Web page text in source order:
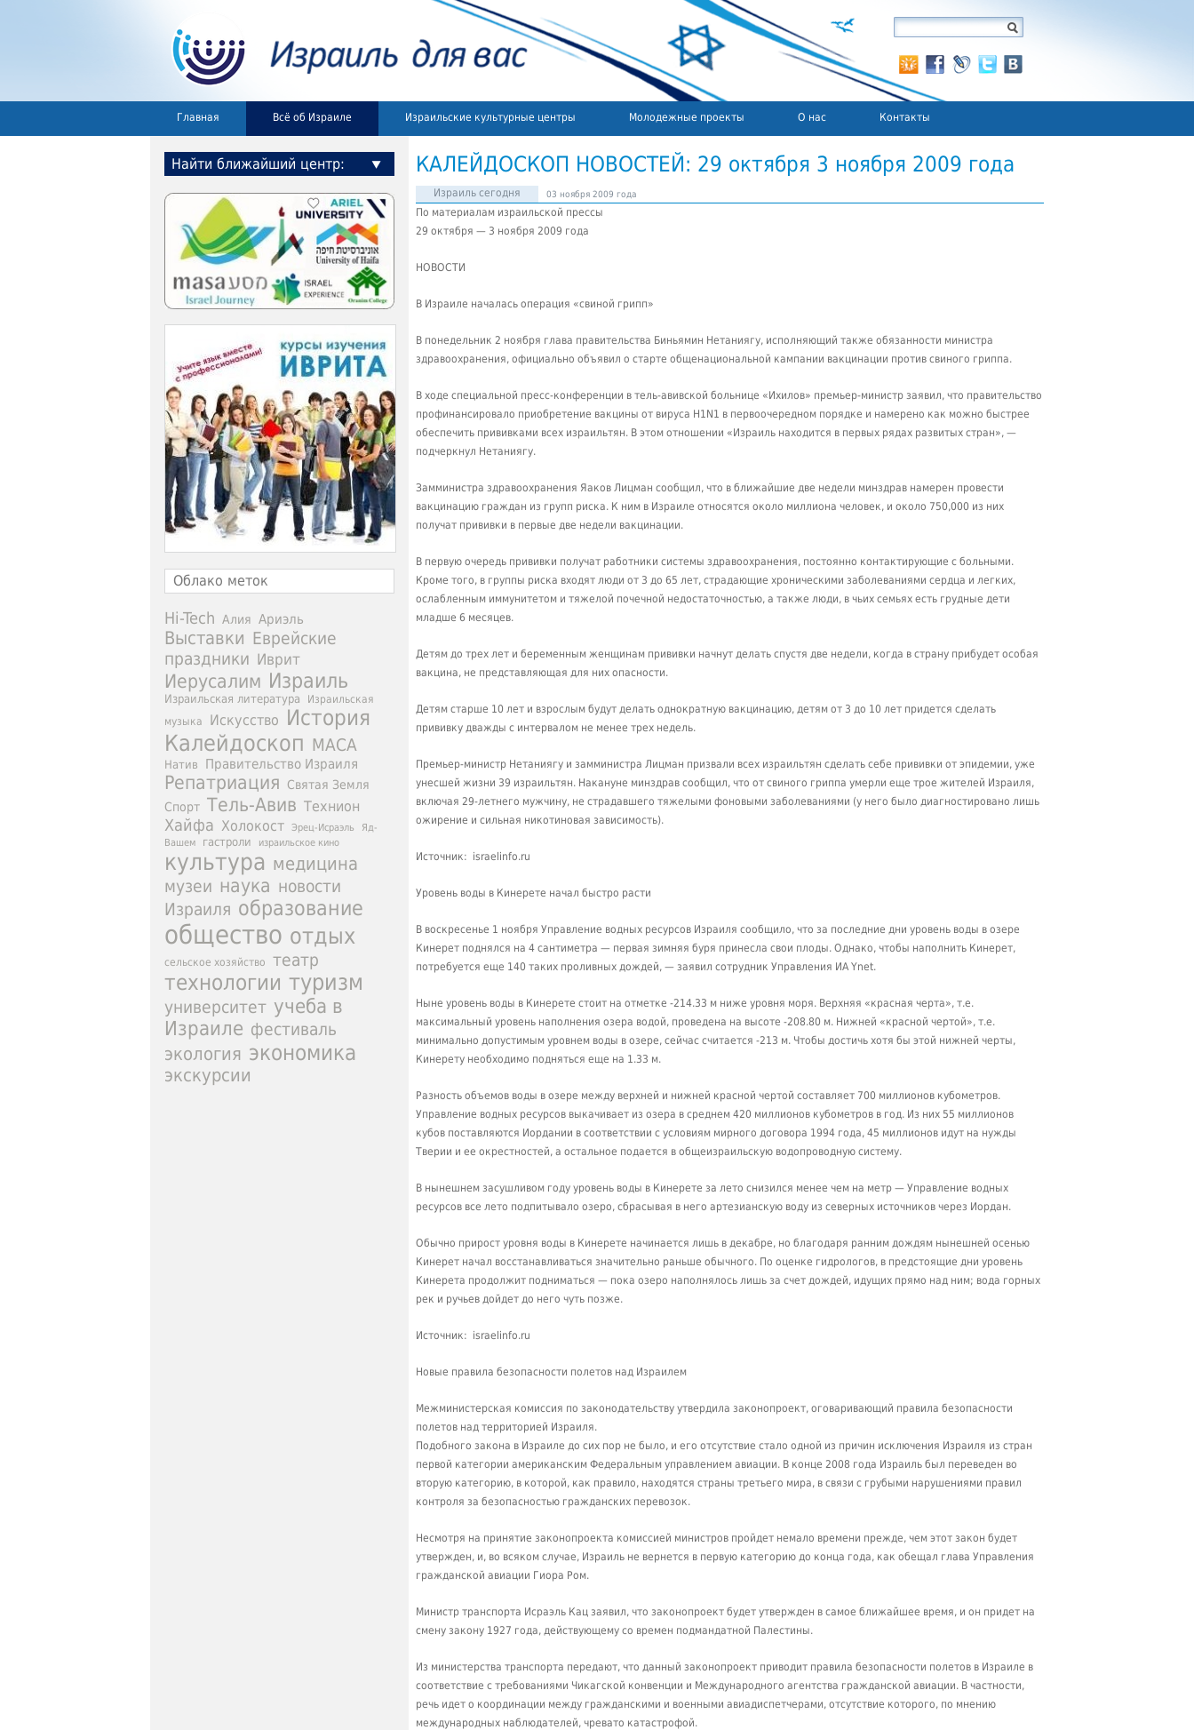
Главная Всё об Израиле Израильские культурные центры Молодежные проекты О нас Контакты
КАЛЕЙДОСКОП НОВОСТЕЙ: 29 октября 3 ноября 2009 года
Израиль сегодня 03 ноября 2009 года
По материалам израильской прессы
29 октября — 3 ноября 2009 года
НОВОСТИ
В Израиле началась операция «свиной грипп»
В понедельник 2 ноября глава правительства Биньямин Нетаниягу, исполняющий также обязанности министра
здравоохранения, официально объявил о старте общенациональной кампании вакцинации против свиного гриппа.
В ходе специальной пресс-конференции в тель-авивской больнице «Ихилов» премьер-министр заявил, что правительство
профинансировало приобретение вакцины от вируса H1N1 в первоочередном порядке и намерено как можно быстрее
обеспечить прививками всех израильтян. В этом отношении «Израиль находится в первых рядах развитых стран», —
подчеркнул Нетаниягу.
Замминистра здравоохранения Яаков Лицман сообщил, что в ближайшие две недели минздрав намерен провести
вакцинацию граждан из групп риска. К ним в Израиле относятся около миллиона человек, и около 750,000 из них
получат прививки в первые две недели вакцинации.
В первую очередь прививки получат работники системы здравоохранения, постоянно контактирующие с больными.
Кроме того, в группы риска входят люди от 3 до 65 лет, страдающие хроническими заболеваниями сердца и легких,
ослабленным иммунитетом и тяжелой почечной недостаточностью, а также люди, в чьих семьях есть грудные дети
младше 6 месяцев.
Детям до трех лет и беременным женщинам прививки начнут делать спустя две недели, когда в страну прибудет особая
вакцина, не представляющая для них опасности.
Детям старше 10 лет и взрослым будут делать однократную вакцинацию, детям от 3 до 10 лет придется сделать
прививку дважды с интервалом не менее трех недель.
Премьер-министр Нетаниягу и замминистра Лицман призвали всех израильтян сделать себе прививки от эпидемии, уже
унесшей жизни 39 израильтян. Накануне минздрав сообщил, что от свиного гриппа умерли еще трое жителей Израиля,
включая 29-летнего мужчину, не страдавшего тяжелыми фоновыми заболеваниями (у него было диагностировано лишь
ожирение и сильная никотиновая зависимость).
Источник: israelinfo.ru
Уровень воды в Кинерете начал быстро расти
В воскресенье 1 ноября Управление водных ресурсов Израиля сообщило, что за последние дни уровень воды в озере
Кинерет поднялся на 4 сантиметра — первая зимняя буря принесла свои плоды. Однако, чтобы наполнить Кинерет,
потребуется еще 140 таких проливных дождей, — заявил сотрудник Управления ИА Ynet.
Ныне уровень воды в Кинерете стоит на отметке -214.33 м ниже уровня моря. Верхняя «красная черта», т.е.
максимальный уровень наполнения озера водой, проведена на высоте -208.80 м. Нижней «красной чертой», т.е.
минимально допустимым уровнем воды в озере, сейчас считается -213 м. Чтобы достичь хотя бы этой нижней черты,
Кинерету необходимо подняться еще на 1.33 м.
Разность объемов воды в озере между верхней и нижней красной чертой составляет 700 миллионов кубометров.
Управление водных ресурсов выкачивает из озера в среднем 420 миллионов кубометров в год. Из них 55 миллионов
кубов поставляются Иордании в соответствии с условиям мирного договора 1994 года, 45 миллионов идут на нужды
Тверии и ее окрестностей, а остальное подается в общеизраильскую водопроводную систему.
В нынешнем засушливом году уровень воды в Кинерете за лето снизился менее чем на метр — Управление водных
ресурсов все лето подпитывало озеро, сбрасывая в него артезианскую воду из северных источников через Иордан.
Обычно прирост уровня воды в Кинерете начинается лишь в декабре, но благодаря ранним дождям нынешней осенью
Кинерет начал восстанавливаться значительно раньше обычного. По оценке гидрологов, в предстоящие дни уровень
Кинерета продолжит подниматься — пока озеро наполнялось лишь за счет дождей, идущих прямо над ним; вода горных
рек и ручьев дойдет до него чуть позже.
Источник: israelinfo.ru
Новые правила безопасности полетов над Израилем
Межминистерская комиссия по законодательству утвердила законопроект, оговаривающий правила безопасности
полетов над территорией Израиля.
Подобного закона в Израиле до сих пор не было, и его отсутствие стало одной из причин исключения Израиля из стран
первой категории американским Федеральным управлением авиации. В конце 2008 года Израиль был переведен во
вторую категорию, в которой, как правило, находятся страны третьего мира, в связи с грубыми нарушениями правил
контроля за безопасностью гражданских перевозок.
Несмотря на принятие законопроекта комиссией министров пройдет немало времени прежде, чем этот закон будет
утвержден, и, во всяком случае, Израиль не вернется в первую категорию до конца года, как обещал глава Управления
гражданской авиации Гиора Ром.
Министр транспорта Исраэль Кац заявил, что законопроект будет утвержден в самое ближайшее время, и он придет на
смену закону 1927 года, действующему со времен подмандатной Палестины.
Из министерства транспорта передают, что данный законопроект приводит правила безопасности полетов в Израиле в
соответствие с требованиями Чикагской конвенции и Международного агентства гражданской авиации. В частности,
речь идет о координации между гражданскими и военными авиадиспетчерами, отсутствие которого, по мнению
международных наблюдателей, чревато катастрофой.
Найти ближайший центр:
Облако меток
Hi-Tech Алия Ариэль
Выставки Еврейские
праздники Иврит
Иерусалим Израиль
Израильская литература
Израильская
музыка
Искусство История
Калейдоскоп МАСА
Натив Правительство Израиля
Репатриация
Святая Земля
Спорт Тель-Авив Технион
Хайфа Холокост Эрец-Исраэль
Яд-
Вашем
гастроли израильское кино
культура медицина
музеи наука новости
Израиля образование
общество отдых
сельское хозяйство театр
технологии туризм
университет учеба в
Израиле фестиваль
экология экономика
экскурсии